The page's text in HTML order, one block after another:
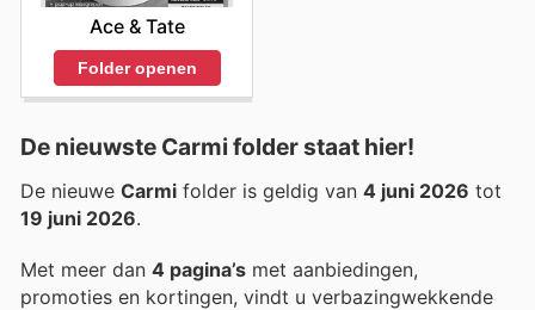
Ace & Tate
Folder openen
De nieuwste Carmi folder staat hier!
De nieuwe Carmi folder is geldig van 4 juni 2026 tot
19 juni 2026.
Met meer dan 4 pagina’s met aanbiedingen,
promoties en kortingen, vindt u verbazingwekkende